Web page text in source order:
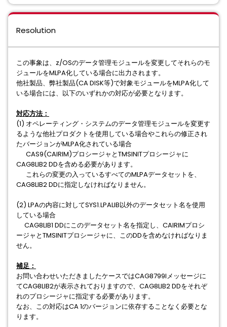
Resolution
この事象は、z/OSのデータ管理モジュールを変更してそれらのモ
ジュールをMLPA化している場合に出⼒されます。
他社製品、弊社製品(CA DISK等)で対象モジュールをMLPA化して
いる場合には、以下のいずれかの対応が必要となります。
対応⽅法：
(1) オペレーティング・システムのデータ管理モジュールを変更す
るような他社プロダクトを使⽤している場合やこれらの修正され
たバージョンがMLPA化されている場合
CAS9(CAIRIM)プロシージャとTMSINITプロシージャに
CAG8LIB2 DDを含める必要があります。
これらの変更の⼊っているすべてのMLPAデータセットを、
CAG8LIB2 DDに指定しなければなりません。
(2) LPAの内容に対してSYS1.LPALIB以外のデータセット名を使⽤
している場合
CAG8LIB1 DDにこのデータセット名を指定し、CAIRIMプロシ
ージャとTMSINITプロシージャに、このDDを含めなければなりま
せん。
補⾜：
お問い合わせいただきましたケースではCAG8799Iメッセージに
てCAG8LIB2が表⽰されておりますので、CAG8LIB2 DDをそれぞ
れのプロシージャに指定する必要があります。
なお、この対応はCA 1のバージョンに依存することなく必要とな
ります。